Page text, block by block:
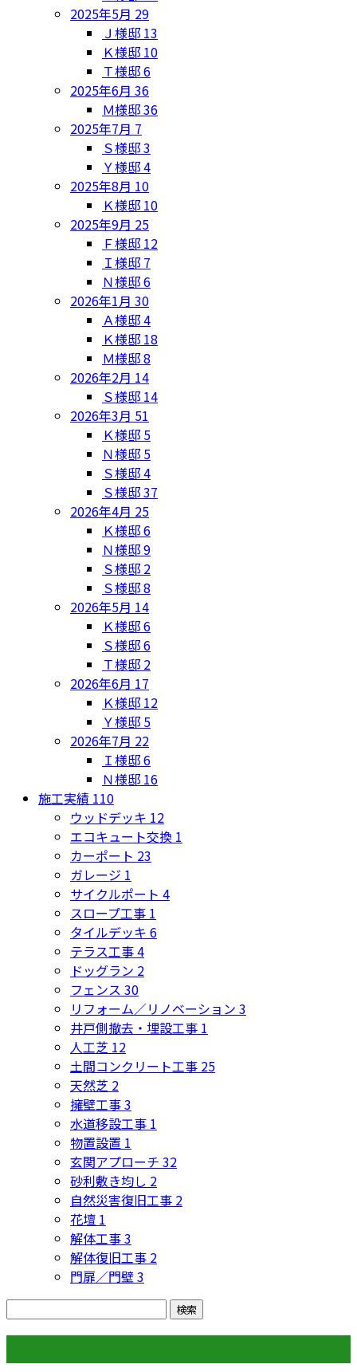
2025年5月 29
Ｊ様邸 13
Ｋ様邸 10
Ｔ様邸6
2025年6月 36
Ｍ様邸36
2025年7月 7
Ｓ様邸3
Ｙ様邸4
2025年8月 10
Ｋ様邸 10
2025年9月 25
Ｆ様邸 12
Ｉ様邸 7
Ｎ様邸6
2026年1月 30
Ａ様邸4
Ｋ様邸 18
Ｍ様邸8
2026年2月 14
Ｓ様邸 14
2026年3月 51
Ｋ様邸 5
Ｎ様邸 5
Ｓ様邸4
Ｓ様邸37
2026年4月 25
Ｋ様邸6
Ｎ様邸9
Ｓ様邸 2
Ｓ様邸8
2026年5月 14
Ｋ様邸6
Ｓ様邸6
Ｔ様邸 2
2026年6月 17
Ｋ様邸 12
Ｙ様邸 5
2026年7月 22
Ｉ様邸6
Ｎ様邸 16
施工実績 110
ウッドデッキ 12
エコキュート交換 1
カーポート 23
ガレージ 1
サイクルポート 4
スロープ工事 1
タイルデッキ 6
テラス工事4
ドッグラン 2
フェンス 30
リフォーム／リノベーション 3
井戸側撤去・埋設工事 1
人工芝 12
土間コンクリート工事 25
天然芝 2
擁壁工事3
水道移設工事 1
物置設置 1
玄関アプローチ 32
砂利敷き均し 2
自然災害復旧工事 2
花壇 1
解体工事3
解体復旧工事 2
門扉／門壁3